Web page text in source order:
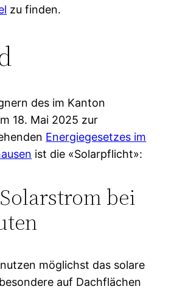
zu finden.
des im Kanton
18. Mai 2025 zur
Energiegesetzes im
ist die «Solarpflicht»:
bei
möglichst das solare
auf Dachflächen